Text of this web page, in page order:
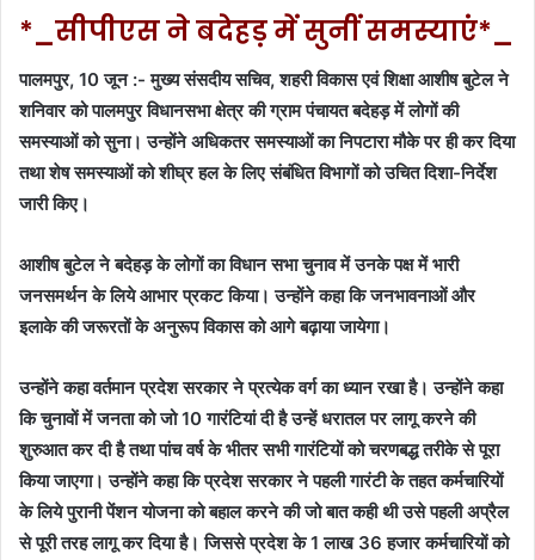
*_सीपीएस ने बदेहड़ में सुनीं समस्याएं*_
पालमपुर, 10 जून :- मुख्य संसदीय सचिव, शहरी विकास एवं शिक्षा आशीष बुटेल ने
शनिवार को पालमपुर विधानसभा क्षेत्र की ग्राम पंचायत बदेहड़ में लोगों की
समस्याओं को सुना। उन्होंने अधिकतर समस्याओं का निपटारा मौके पर ही कर दिया
तथा शेष समस्याओं को शीघ्र हल के लिए संबंधित विभागों को उचित दिशा-निर्देश
जारी किए।
आशीष बुटेल ने बदेहड़ के लोगों का विधान सभा चुनाव में उनके पक्ष में भारी
जनसमर्थन के लिये आभार प्रकट किया। उन्होंने कहा कि जनभावनाओं और
इलाके की जरूरतों के अनुरूप विकास को आगे बढ़ाया जायेगा।
उन्होंने कहा वर्तमान प्रदेश सरकार ने प्रत्येक वर्ग का ध्यान रखा है। उन्होंने कहा
कि चुनावों में जनता को जो 10 गारंटियां दी है उन्हें धरातल पर लागू करने की
शुरुआत कर दी है तथा पांच वर्ष के भीतर सभी गारंटियों को चरणबद्ध तरीके से पूरा
किया जाएगा। उन्होंने कहा कि प्रदेश सरकार ने पहली गारंटी के तहत कर्मचारियों
के लिये पुरानी पेंशन योजना को बहाल करने की जो बात कही थी उसे पहली अप्रैल
से पूरी तरह लागू कर दिया है। जिससे प्रदेश के 1 लाख 36 हजार कर्मचारियों को